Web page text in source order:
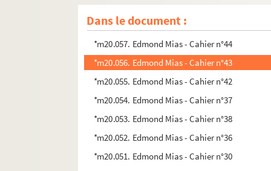
Dans le document :
*m20.059. Edmond Mias - Cahier n° ?
*m20.058. Edmond Mias - Cahier n°46
*m20.057. Edmond Mias - Cahier n°44
*m20.056. Edmond Mias - Cahier n°43
*m20.055. Edmond Mias - Cahier n°42
*m20.054. Edmond Mias - Cahier n°37
*m20.053. Edmond Mias - Cahier n°38
*m20.052. Edmond Mias - Cahier n°36
*m20.051. Edmond Mias - Cahier n°30